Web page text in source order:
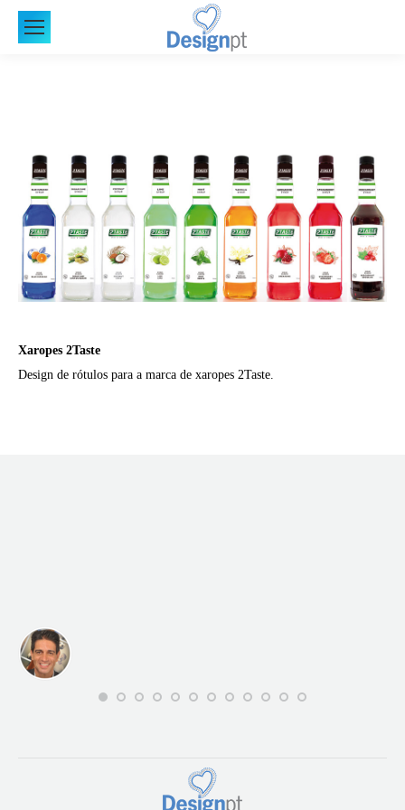
Xaropes 2Taste
Design de rótulos para a marca de xaropes 2Taste.